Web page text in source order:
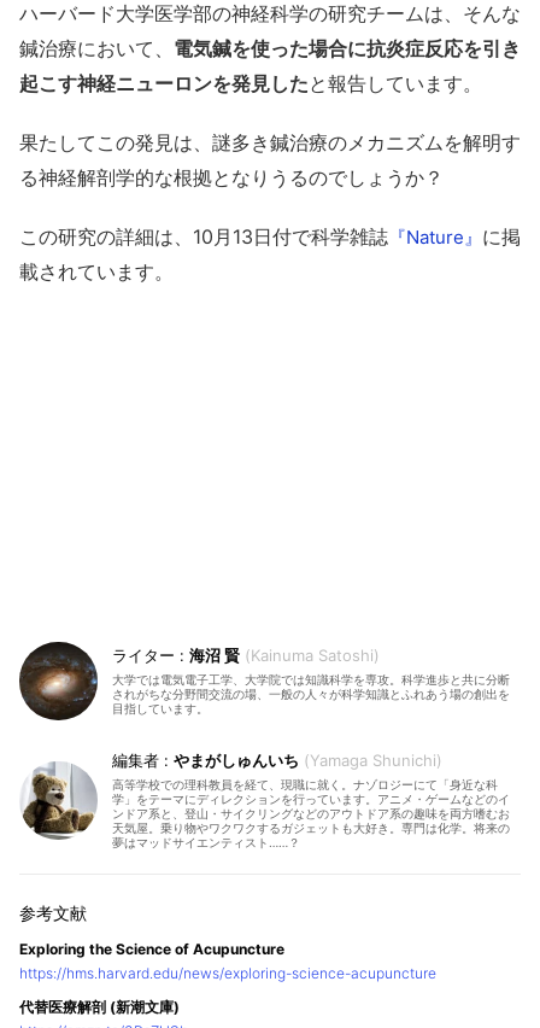
ハーバード大学医学部の神経科学の研究チームは、そんな
鍼治療において、 電気鍼を使った場合に抗炎症反応を引き
起こす神経ニューロンを発見したと報告しています。
果たしてこの発見は、謎多き鍼治療のメカニズムを解明す
る神経解剖学的な根拠となりうるのでしょうか？
この研究の詳細は、10月13日付で科学雑誌 『Nature』 に掲
載されています。
海沼 賢 Kainuma Satoshi
大学では電気電子工学、大学院では知識科学を専攻。科学進歩と共に分断
されがちな分野間交流の場、一般の人々が科学知識とふれあう場の創出を
目指しています。
やまがしゅんいち Yamaga Shunichi
高等学校での理科教員を経て、現職に就く。ナゾロジーにて「身近な科
学」をテーマにディレクションを行っています。アニメ・ゲームなどのイ
ンドア系と、登山・サイクリングなどのアウトドア系の趣味を両方嗜むお
天気屋。乗り物やワクワクするガジェットも大好き。専門は化学。将来の
夢はマッドサイエンティスト……？
Exploring the Science of Acupuncture
https://hms.harvard.edu/news/exploring-science-acupuncture
代替医療解剖 (新潮文庫)